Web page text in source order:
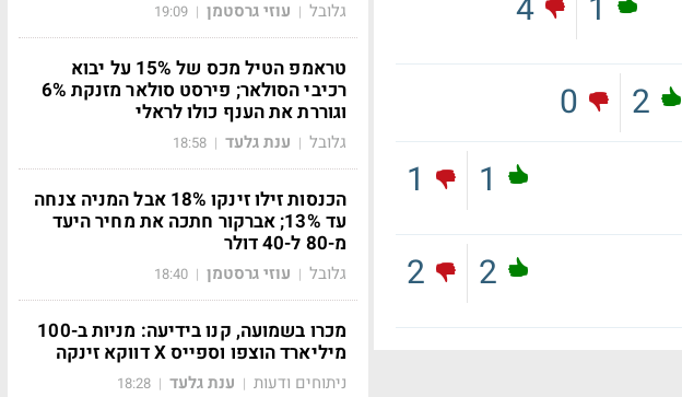
2
0
1
1
2
2
גלובל | עוזי גרסטמן |
19:09
טראמפ הטיל מכס של 15% על יבוא
רכיבי הסולאר; פירסט סולאר מזנקת 6%
וגוררת את הענף כולו לראלי
גלובל | ענת גלעד |
18:58
הכנסות זילו זינקו 18% אבל המניה צנחה
עד 13%; אברקור חתכה את מחיר היעד
מ-80 ל-40 דולר
גלובל | עוזי גרסטמן |
18:40
מכרו בשמועה, קנו בידיעה: מניות ב-100
מיליארד הוצפו וספייס X דווקא זינקה
ניתוחים ודעות | ענת גלעד |
18:28